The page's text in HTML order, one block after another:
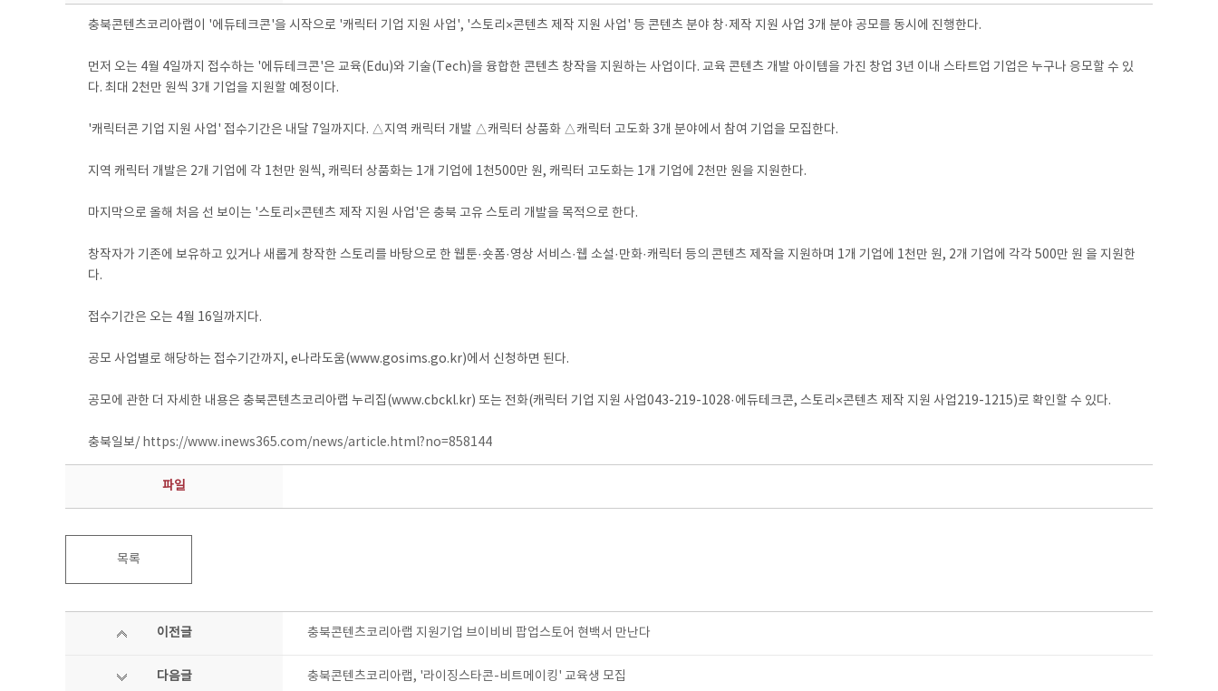
충북콘텐츠코리아랩이 '에듀테크콘'을 시작으로 '캐릭터 기업 지원 사업', '스토리×콘텐츠 제작 지원 사업' 등 콘텐츠 분야 창·제작 지원 사업 3개 분야 공모를 동시에 진행한다.
먼저 오는 4월 4일까지 접수하는 '에듀테크콘'은 교육(Edu)와 기술(Tech)을 융합한 콘텐츠 창작을 지원하는 사업이다. 교육 콘텐츠 개발 아이템을 가진 창업 3년 이내 스타트업 기업은 누구나 응모할 수 있
다. 최대 2천만 원씩 3개 기업을 지원할 예정이다.
'캐릭터콘 기업 지원 사업' 접수기간은 내달 7일까지다. △지역 캐릭터 개발 △캐릭터 상품화 △캐릭터 고도화 3개 분야에서 참여 기업을 모집한다.
지역 캐릭터 개발은 2개 기업에 각 1천만 원씩, 캐릭터 상품화는 1개 기업에 1천500만 원, 캐릭터 고도화는 1개 기업에 2천만 원을 지원한다.
마지막으로 올해 처음 선 보이는 '스토리×콘텐츠 제작 지원 사업'은 충북 고유 스토리 개발을 목적으로 한다.
창작자가 기존에 보유하고 있거나 새롭게 창작한 스토리를 바탕으로 한 웹툰·숏폼·영상 서비스·웹 소설·만화·캐릭터 등의 콘텐츠 제작을 지원하며 1개 기업에 1천만 원, 2개 기업에 각각 500만 원 을 지원한
다.
접수기간은 오는 4월 16일까지다.
공모 사업별로 해당하는 접수기간까지, e나라도움(www.gosims.go.kr)에서 신청하면 된다.
공모에 관한 더 자세한 내용은 충북콘텐츠코리아랩 누리집(www.cbckl.kr) 또는 전화(캐릭터 기업 지원 사업043-219-1028·에듀테크콘, 스토리×콘텐츠 제작 지원 사업219-1215)로 확인할 수 있다.
충북일보/ https://www.inews365.com/news/article.html?no=858144
파일
목록
이전글 충북콘텐츠코리아랩 지원기업 브이비비 팝업스토어 현백서 만난다
다음글 충북콘텐츠코리아랩, '라이징스타콘-비트메이킹' 교육생 모집